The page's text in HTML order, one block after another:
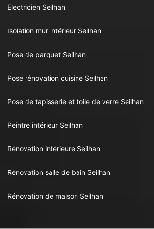
Electricien Seilhan
Isolation mur intérieur Seilhan
Pose de parquet Seilhan
Pose rénovation cuisine Seilhan
Pose de tapisserie et toile de verre Seilhan
Peintre intérieur Seilhan
Rénovation intérieure Seilhan
Rénovation salle de bain Seilhan
Rénovation de maison Seilhan